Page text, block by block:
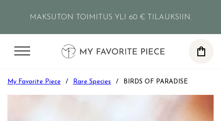
MAKSUTON TOIMITUS YLI 60 € TILAUKSIIN.
My Favorite Piece / Rare Species / BIRDS OF PARADISE